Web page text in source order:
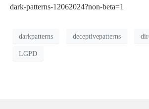
dark-patterns-12062024?non-beta=1
darkpatterns deceptivepatterns
LGPD